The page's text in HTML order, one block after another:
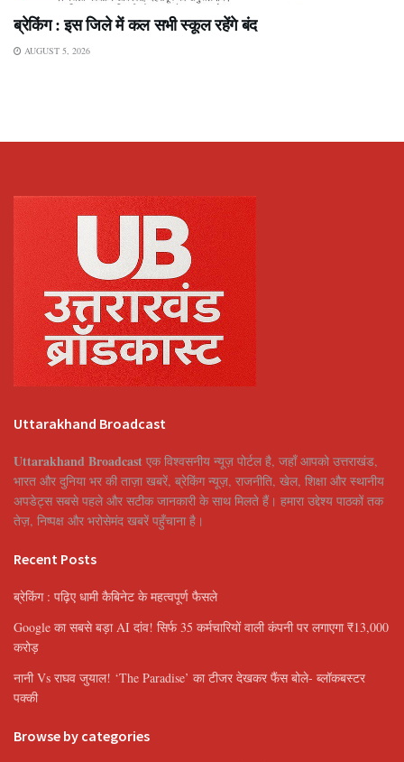
ब्रेकिंग : इस जिले में कल सभी स्कूल रहेंगे बंद
AUGUST 5, 2026
Uttarakhand Broadcast
Uttarakhand Broadcast एक विश्वसनीय न्यूज़ पोर्टल है, जहाँ आपको उत्तराखंड,
भारत और दुनिया भर की ताज़ा खबरें, ब्रेकिंग न्यूज़, राजनीति, खेल, शिक्षा और स्थानीय
अपडेट्स सबसे पहले और सटीक जानकारी के साथ मिलते हैं। हमारा उद्देश्य पाठकों तक
तेज़, निष्पक्ष और भरोसेमंद खबरें पहुँचाना है।
Recent Posts
ब्रेकिंग : पढ़िए धामी कैबिनेट के महत्वपूर्ण फैसले
Google का सबसे बड़ा AI दांव! सिर्फ 35 कर्मचारियों वाली कंपनी पर लगाएगा ₹13,000
करोड़
नानी Vs राघव जुयाल! ‘The Paradise’ का टीजर देखकर फैंस बोले- ब्लॉकबस्टर
पक्की
Browse by categories